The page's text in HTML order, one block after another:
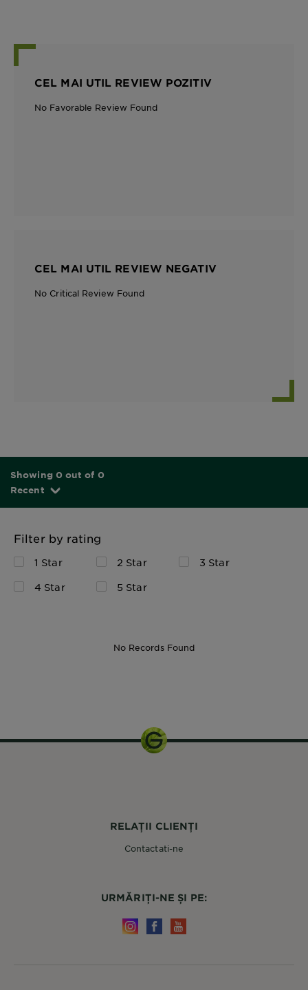
CEL MAI UTIL REVIEW POZITIV
No Favorable Review Found
CEL MAI UTIL REVIEW NEGATIV
No Critical Review Found
Showing 0 out of 0
Recent
Filter by rating
1 Star 2 Star
3 Star
4 Star
5 Star
No Records Found
RELAȚII CLIENȚI
Contactati-ne
URMĂRIȚI-NE ȘI PE: